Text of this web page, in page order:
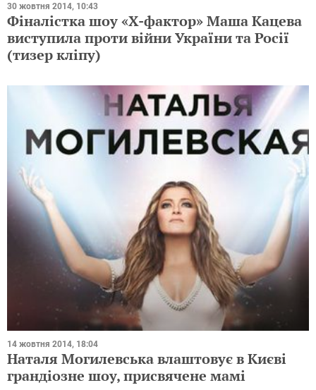
30 жовтня 2014, 10:43
Фіналістка шоу «Х-фактор» Маша Кацева
виступила проти війни України та Росії
(тизер кліпу)
14 жовтня 2014, 18:04
Наталя Могилевська влаштовує в Києві
грандіозне шоу, присвячене мамі